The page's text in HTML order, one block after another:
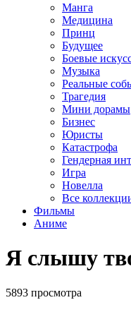
Манга
Медицина
Принц
Будущее
Боевые
Музыка
Реальные
Трагедия
Мини дорамы
Бизнес
Юристы
Катастрофа
Гендерная
Игра
Новелла
Все
Фильмы
Аниме
Я слышу
5893 просмотра